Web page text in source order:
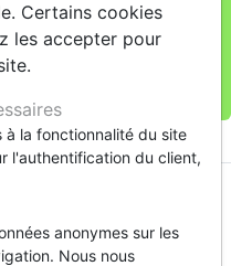
veuillez passer vos
Maison de la Bible
shopping_cart
Certains cookies
les accepter pour
à la fonctionnalité du site
l'authentification du client,
anonymes sur les
Nous nous